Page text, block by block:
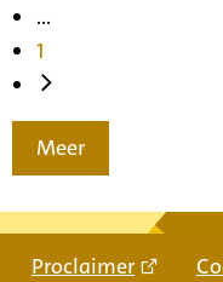
...
1
Meer
Proclaimer